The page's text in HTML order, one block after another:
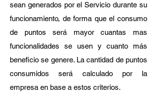
sean generados por el Servicio durante su
funcionamiento, de forma que el consumo
de puntos será mayor cuantas mas
funcionalidades se usen y cuanto más
beneficio se genere. La cantidad de puntos
consumidos será calculado por la
empresa en base a estos criterios.